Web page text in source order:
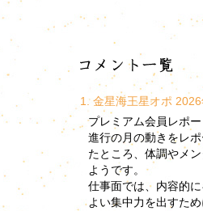
1. 金星海王星オポ
プレミアム会員レポ
進行の月の動きをレ
たところ、体調やメ
ようです。
仕事面では、内容的
よい集中力を出すた